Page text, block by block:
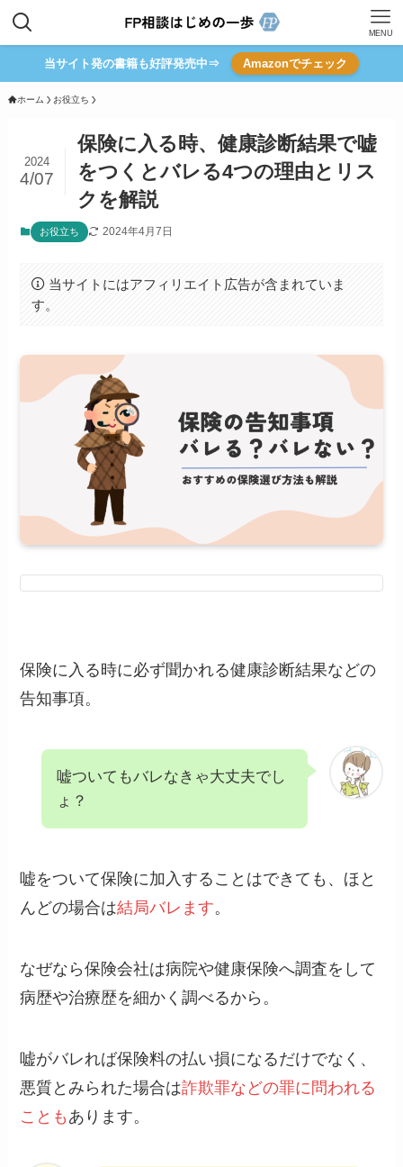
MENU
当サイト発の書籍も好評発売中⇒ Amazonでチェック
ホーム お役立ち
保険に入る時、健康診断結果で嘘
をつくとバレる4つの理由とリス
クを解説
2024
4/07
お役立ち 2024年4月7日
当サイトにはアフィリエイト広告が含まれていま
す。
保険に入る時に必ず聞かれる健康診断結果などの
告知事項。
嘘ついてもバレなきゃ大丈夫でし
ょ？
嘘をついて保険に加入することはできても、ほと
んどの場合は結局バレます。
なぜなら保険会社は病院や健康保険へ調査をして
病歴や治療歴を細かく調べるから。
嘘がバレれば保険料の払い損になるだけでなく、
悪質とみられた場合は詐欺罪などの罪に問われる
ことも あります。